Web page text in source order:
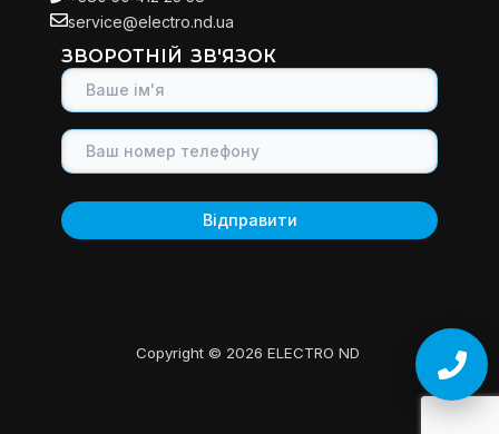
service@electro.nd.ua
ЗВОРОТНІЙ ЗВ'ЯЗОК
Copyright © 2026 ELECTRO ND